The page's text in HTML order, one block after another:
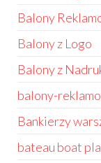
Balony
Balony z Logo
Balony z
balony-
Bankierzy
bateau boat